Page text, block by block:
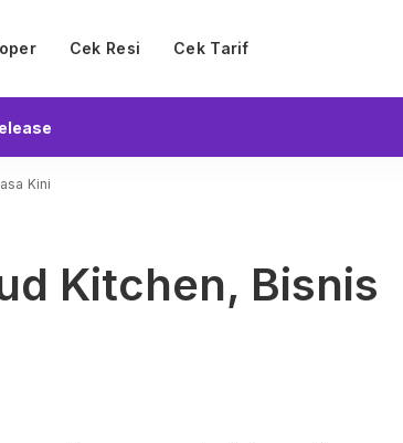
Cek Resi Cek Tarif
Kini
Kitchen, Bisnis